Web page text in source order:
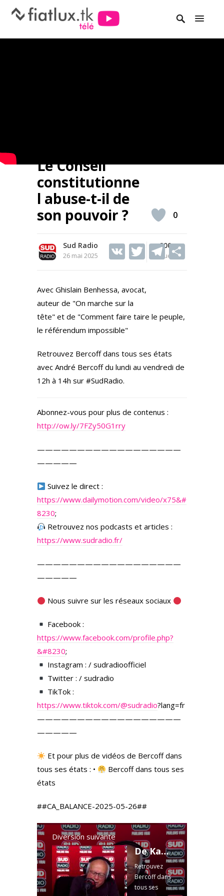
Le Conseil
constitutionne
l abuse-t-il de
son pouvoir ?
Sud Radio
26 mai 2025
200
Vues
V T
er
T
a
0
Avec Ghislain Benhessa, avocat,
auteur de "On marche sur la
tête" et de "Comment faire taire le peuple,
le référendum impossible"
Retrouvez Bercoff dans tous ses états
avec André Bercoff du lundi au vendredi de
12h à 14h sur #SudRadio.
Abonnez-vous pour plus de contenus :
http://ow.ly/7FZy50G1rry
——————————————————
—————
Suivez le direct :
https://www.dailymotion.com/video/x75&#
8230;
Retrouvez nos podcasts et articles :
https://www.sudradio.fr/
——————————————————
—————
Nous suivre sur les réseaux sociaux
Facebook :
https://www.facebook.com/profile.php?
&#8230;
Instagram : / sudradioofficiel
Twitter : / sudradio
TikTok :
https://www.tiktok.com/@sudradio?lang=fr
——————————————————
—————
Et pour plus de vidéos de Bercoff dans
tous ses états : •
Bercoff dans tous ses
états
##CA_BALANCE-2025-05-26##
Diversion suivante
De Kassovitz et El Atrassi, la chasse aux blancs se porte bien
Retrouvez
Bercoff dans
tous ses